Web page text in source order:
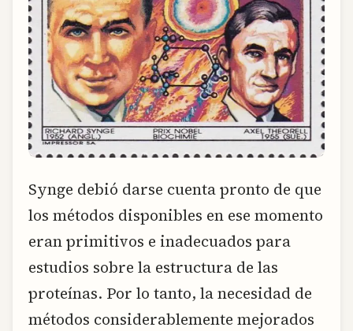
Synge debió darse cuenta pronto de que
los métodos disponibles en ese momento
eran primitivos e inadecuados para
estudios sobre la estructura de las
proteínas. Por lo tanto, la necesidad de
métodos considerablemente mejorados